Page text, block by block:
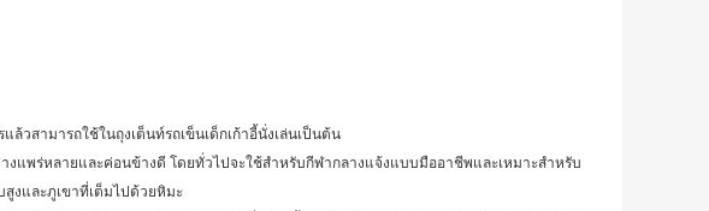
ล้วสามารถใช้ในถุงเต็นท์รถเข็นเด็กเก้าอี้นั่งเล่นเป็นต้น
งแพร่หลายและค่อนข้างดี โดยทั่วไปจะใช้สำหรับกีฬากลางแจ้งแบบมืออาชีพและเหมาะสำหรับ
งและภูเขาที่เต็มไปด้วยหิมะ